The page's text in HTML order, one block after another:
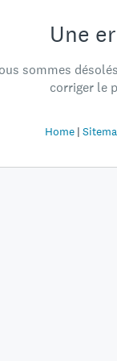
Une
sommes
corriger le
Home